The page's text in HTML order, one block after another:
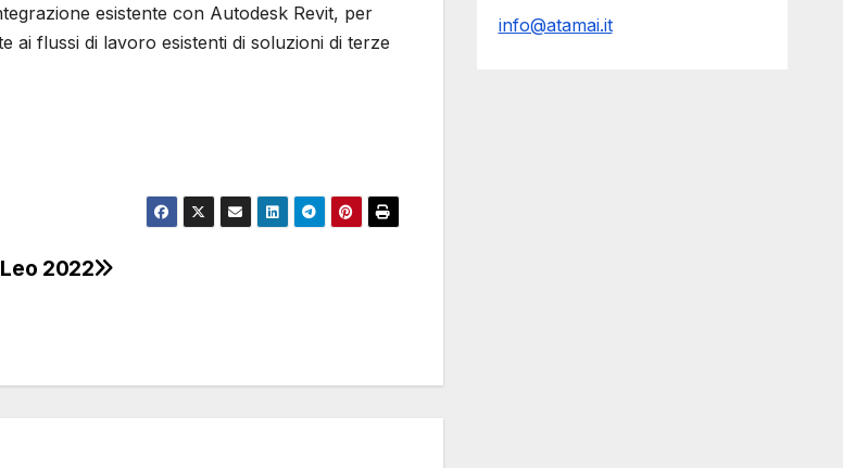
esistente con Autodesk Revit, per
ai flussi di lavoro esistenti di soluzioni di terze
2022
info@atamai.it